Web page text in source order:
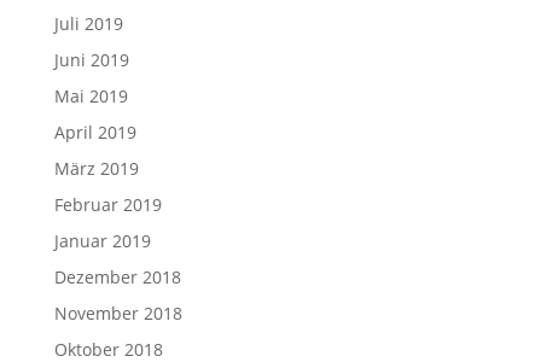
Juli 2019
Juni 2019
Mai 2019
April 2019
März 2019
Februar 2019
Januar 2019
Dezember 2018
November 2018
Oktober 2018